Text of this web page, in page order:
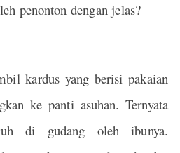
penonton dengan jelas?
kardus yang berisi pakaian
ke panti asuhan. Ternyata
di gudang oleh ibunya.